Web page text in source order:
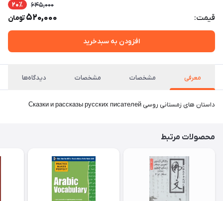
قیمت:
645,000 20٪
520,000تومان
افزودن به سبدخرید
معرفی مشخصات مشخصات دیدگاه‌ها
داستان های زمستانی روسی Сказки и рассказы русских писателей
محصولات مرتبط